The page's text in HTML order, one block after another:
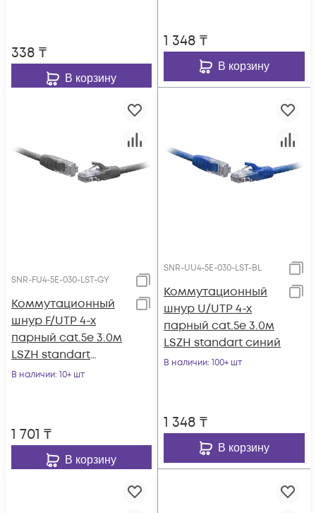
338 ₸
В корзину
1 348 ₸
В корзину
SNR-FU4-5E-030-LST-GY
Коммутационный
шнур F/UTP 4-х
парный cat.5e 3.0м
LSZH standart
серый
В наличии: 10+ шт
1 701 ₸
В корзину
SNR-UU4-5E-030-LST-BL
Коммутационный
шнур U/UTP 4-х
парный cat.5e 3.0м
LSZH standart синий
В наличии: 100+ шт
1 348 ₸
В корзину